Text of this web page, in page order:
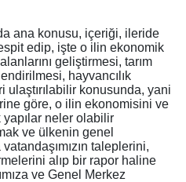
ana konusu, içeriği, ileride
edip, işte o ilin ekonomik
geliştirmesi, tarım
hayvancılık
ulaştırılabilir konusunda, yani
göre, o ilin ekonomisini ve
yapılar neler olabilir
ve ülkenin genel
taleplerini,
alıp bir rapor haline
ve Genel Merkez